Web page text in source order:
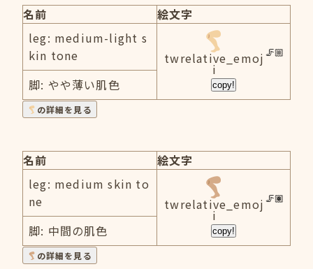
名前
絵文字
leg: medium-light s
kin tone
twrelative_emoj
i
copy!
脚: やや薄い肌色
の詳細を見る
名前
絵文字
leg: medium skin to
ne
twrelative_emoj
i
copy!
脚: 中間の肌色
の詳細を見る